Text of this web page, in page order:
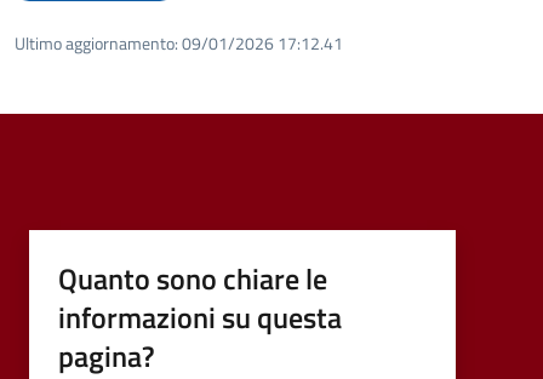
Ultimo aggiornamento:09/01/2026 17:12.41
Quanto sono chiare le
informazioni su questa
pagina?